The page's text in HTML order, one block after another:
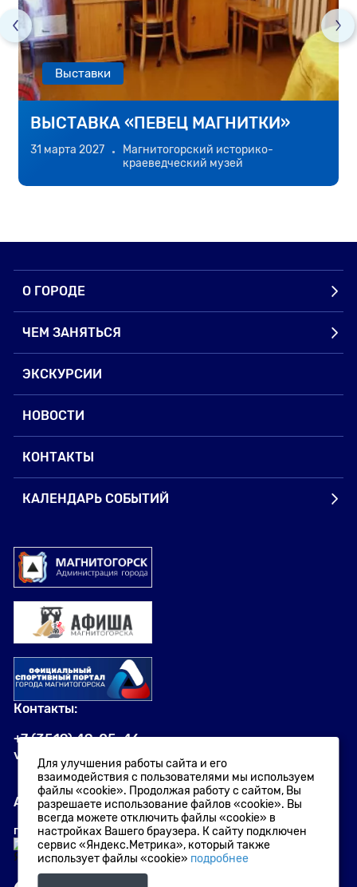
Выставки
ВЫСТАВКА «ПЕВЕЦ МАГНИТКИ»
31 марта 2027
Магнитогорский историко-
краеведческий музей
О ГОРОДЕ
ЧЕМ ЗАНЯТЬСЯ
ЭКСКУРСИИ
НОВОСТИ
КОНТАКТЫ
КАЛЕНДАРЬ СОБЫТИЙ
Контакты:
+7 (3519) 49-05-46
visit.magnitogorsk@yandex.ru
Адрес:
г. Магнитогорск ,проспект Ленина, 72
Для улучшения работы сайта и его
взаимодействия с пользователями мы используем
файлы «cookie». Продолжая работу с сайтом, Вы
разрешаете использование файлов «cookie». Вы
всегда можете отключить файлы «cookie» в
настройках Вашего браузера. К сайту подключен
сервис «Яндекс.Метрика», который также
использует файлы «cookie» подробнее